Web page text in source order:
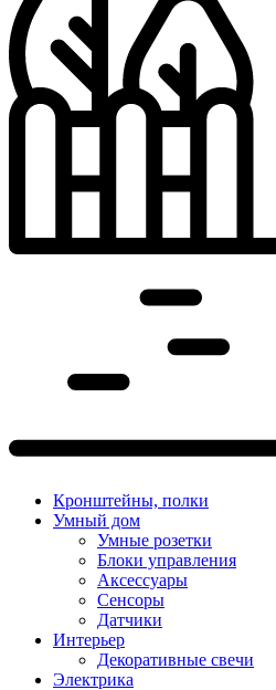
Кронштейны, полки
Умный дом
Умные розетки
Блоки управления
Аксессуары
Сенсоры
Датчики
Интерьер
Декоративные свечи
Электрика